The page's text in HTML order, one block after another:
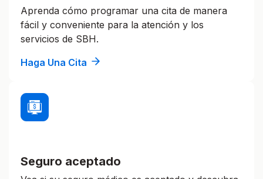
Aprenda cómo programar una cita de manera
fácil y conveniente para la atención y los
servicios de SBH.
Haga Una Cita
Seguro aceptado